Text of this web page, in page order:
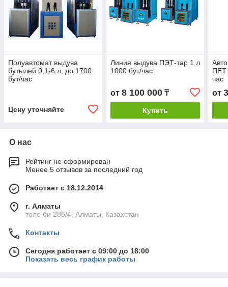
Полуавтомат выдува
бутылей 0,1-6 л, до 1700
бут/час
Цену уточняйте
Линия выдува ПЭТ-тар 1 л
1000 бут/час
от 8 100 000₸
Купить
ПЕТ
час
от
О нас
Рейтинг не сформирован
Менее 5 отзывов за последний год
Работает с 18.12.2014
г. Алматы
толе би 286/4, Алматы, Казахстан
Контакты
Сегодня работает с 09:00 до 18:00
Показать весь график работы